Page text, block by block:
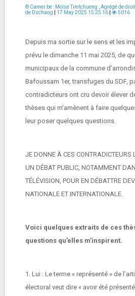
© Camer.be : Moïse Timtchueng , Agrégé de
de Dschang
17 May 2025 15:25:16 5016
Depuis ma sortie sur le sens et les
prévu le dimanche 11 mai 2025, de
municipaux de la commune
Bafoussam 1er, transfuges du SDF,
contradicteurs ont cru devoir élever
thèses qui m’amènent à faire
leur poser quelques questions.
JE DONNE À CES CONTRADICTEURS
UN DÉBAT PUBLIC, NOTAMMENT
TÉLÉVISION, POUR EN DÉBATTRE
NATIONALE ET INTERNATIONALE.
Voici quelques extraits de ces
questions qu’elles m’inspirent.
1. Lui : Le terme « représenté » de
électoral veut dire « avoir été